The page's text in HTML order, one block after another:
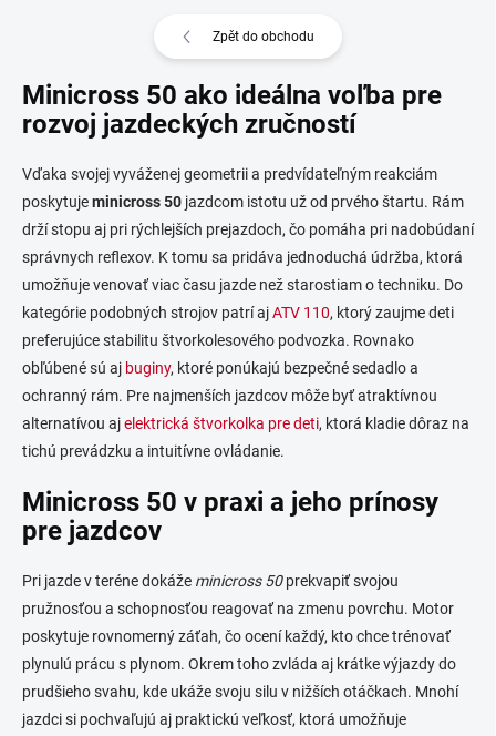
Zpět do obchodu
Minicross 50 ako ideálna voľba pre
rozvoj jazdeckých zručností
Vďaka svojej vyváženej geometrii a predvídateľným reakciám
poskytujeminicross 50 jazdcom istotu už od prvého štartu. Rám
drží stopu aj pri rýchlejších prejazdoch, čo pomáha pri nadobúdaní
správnych reflexov. K tomu sa pridáva jednoduchá údržba, ktorá
umožňuje venovať viac času jazde než starostiam o techniku. Do
kategórie podobných strojov patrí ajATV 110, ktorý zaujme deti
preferujúce stabilitu štvorkolesového podvozka. Rovnako
obľúbené sú aj buginy, ktoré ponúkajú bezpečné sedadlo a
ochranný rám. Pre najmenších jazdcov môže byť atraktívnou
alternatívou ajelektrická štvorkolka pre deti, ktorá kladie dôraz na
tichú prevádzku a intuitívne ovládanie.
Minicross 50 v praxi a jeho prínosy
pre jazdcov
Pri jazde v teréne dokáže minicross 50prekvapiť svojou
pružnosťou a schopnosťou reagovať na zmenu povrchu. Motor
poskytuje rovnomerný záťah, čo ocení každý, kto chce trénovať
plynulú prácu s plynom. Okrem toho zvláda aj krátke výjazdy do
prudšieho svahu, kde ukáže svoju silu v nižších otáčkach. Mnohí
jazdci si pochvaľujú aj praktickú veľkosť, ktorá umožňuje